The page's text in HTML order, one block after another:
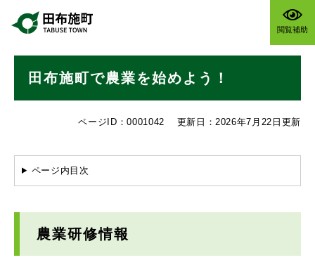
閲覧補助
田布施町で農業を始めよう！
ページID：0001042 更新日：2026年7月22日更新
ページ内目次
農業研修情報